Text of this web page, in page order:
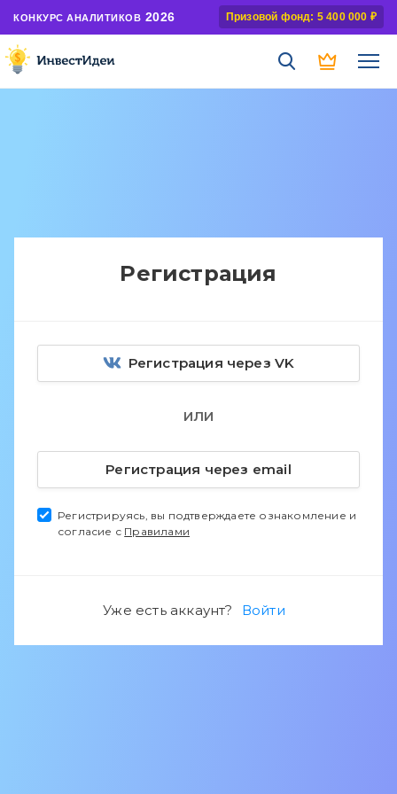
КОНКУРС АНАЛИТИКОВ 2026 Призовой фонд: 5 400 000 ₽
Регистрация
Регистрация через VK
ИЛИ
Регистрация через email
Регистрируясь, вы подтверждаете ознакомление и
согласие с Правилами
Уже есть аккаунт? Войти